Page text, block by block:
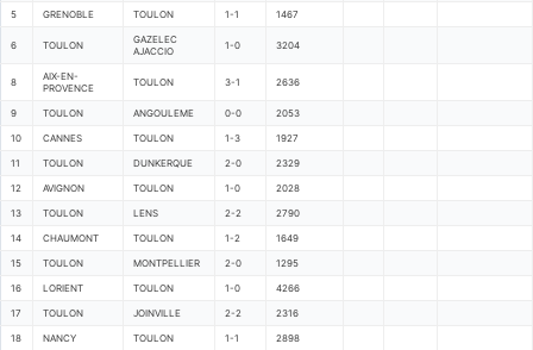
5 GRENOBLE TOULON 1-1 1467
6 TOULON
GAZELEC
AJACCIO
1-0 3204
8
AIX-EN-
PROVENCE
TOULON 3-1 2636
9 TOULON ANGOULEME 0-0 2053
10 CANNES TOULON 1-3 1927
11 TOULON DUNKERQUE 2-0 2329
12 AVIGNON TOULON 1-0 2028
13 TOULON LENS 2-2 2790
14 CHAUMONT TOULON 1-2 1649
15 TOULON MONTPELLIER 2-0 1295
16 LORIENT TOULON 1-0 4266
17 TOULON JOINVILLE 2-2 2316
18 NANCY TOULON 1-1 2898